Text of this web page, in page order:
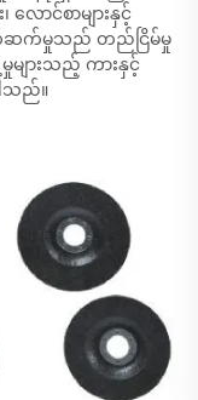
လောင်စာများနှင့်
တ်ဆက်မှုသည် တည်ငြိမ်မှု
ျားသည့် ကားနှင့်
သည်။